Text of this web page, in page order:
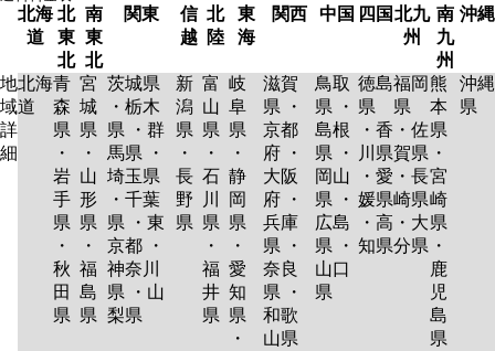
北海
道
北
東
北
南
東
北
関東
信
越
北
陸
東
海
関西 中国 四国北九
州
南
九
州
沖縄
地
域
詳
細
北海
道
青
森
県
・
岩
手
県
・
秋
田
県
宮
城
県
・
山
形
県
・
福
島
県
茨城県
・栃木
県 ・群
馬県 ・
埼玉県
・千葉
県 ・東
京都 ・
神奈川
県 ・山
梨県
新
潟
県
・
長
野
県
富
山
県
・
石
川
県
・
福
井
県
岐
阜
県
・
静
岡
県
・
愛
知
県
・
滋賀
県 ・
京都
府 ・
大阪
府 ・
兵庫
県 ・
奈良
県 ・
和歌
山県
鳥取
県 ・
島根
県 ・
岡山
県 ・
広島
県 ・
山口
県
徳島
県
・香
川県
・愛
媛県
・高
知県
福岡
県
・佐
賀県
・長
崎県
・大
分県
熊
本
県
・
宮
崎
県
・
鹿
児
島
県
沖縄
県